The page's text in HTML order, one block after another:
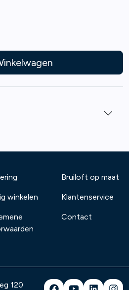
winkelen
Bruiloft op maat
Klantenservice
Contact
120